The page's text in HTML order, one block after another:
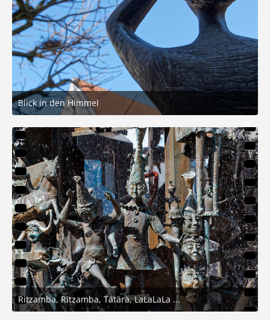
Blick in den Himmel
6. März 2026 um 15:18
8
Ritzamba, Ritzamba, Tätärä, LaLaLaLa ...
14. Februar 2026 um 17:19